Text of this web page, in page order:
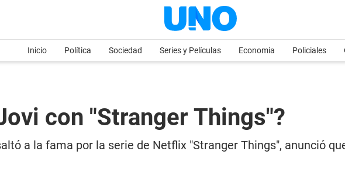
Inicio Política Sociedad Series y Películas Economia Policiales
con "Stranger Things"?
a la fama por la serie de Netflix "Stranger Things", anunció